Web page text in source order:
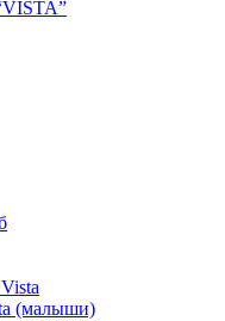
(малыши)